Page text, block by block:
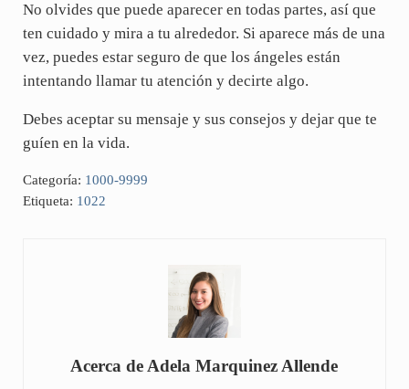
No olvides que puede aparecer en todas partes, así que
ten cuidado y mira a tu alrededor. Si aparece más de una
vez, puedes estar seguro de que los ángeles están
intentando llamar tu atención y decirte algo.
Debes aceptar su mensaje y sus consejos y dejar que te
guíen en la vida.
Categoría: 1000-9999
Etiqueta: 1022
Acerca deAdela Marquinez Allende